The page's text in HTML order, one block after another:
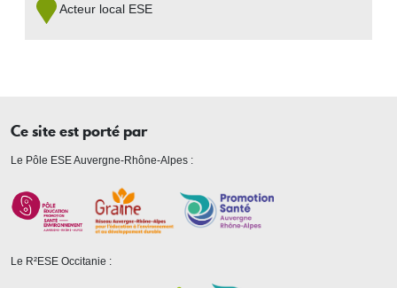
Acteur local ESE
Ce site est porté par
Le Pôle ESE Auvergne-Rhône-Alpes :
Le R²ESE Occitanie :